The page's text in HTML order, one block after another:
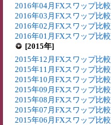
2016年04月FXスワップ比較
2016年03月FXスワップ比較
2016年02月FXスワップ比較
2016年01月FXスワップ比較
[2015年]
2015年12月FXスワップ比較
2015年11月FXスワップ比較
2015年10月FXスワップ比較
2015年09月FXスワップ比較
2015年08月FXスワップ比較
2015年07月FXスワップ比較
2015年06月FXスワップ比較